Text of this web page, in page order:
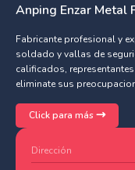
Anping Enzar Metal
Fabricante profesional y
soldado y vallas de
calificados,
eliminate sus
Click para más
Dirección